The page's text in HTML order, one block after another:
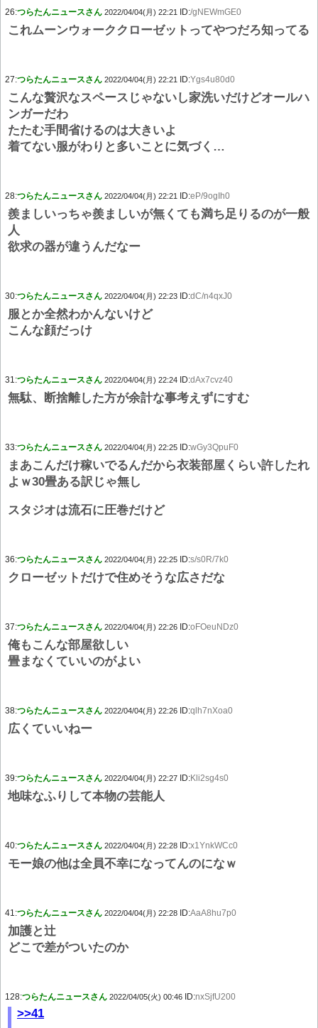
26:つらたんニュースさん 2022/04/04(月) 22:21 ID:/gNEWmGE0
これムーンウォーククローゼットってやつだろ知ってる
27:つらたんニュースさん 2022/04/04(月) 22:21 ID:Ygs4u80d0
こんな贅沢なスペースじゃないし家洗いだけどオールハ
ンガーだわ
たたむ手間省けるのは大きいよ
着てない服がわりと多いことに気づく…
28:つらたんニュースさん 2022/04/04(月) 22:21 ID:eP/9ogIh0
羨ましいっちゃ羨ましいが無くても満ち足りるのが一般
人
欲求の器が違うんだなー
30:つらたんニュースさん 2022/04/04(月) 22:23 ID:dC/n4qxJ0
服とか全然わかんないけど
こんな顔だっけ
31:つらたんニュースさん 2022/04/04(月) 22:24 ID:dAx7cvz40
無駄、断捨離した方が余計な事考えずにすむ
33:つらたんニュースさん 2022/04/04(月) 22:25 ID:wGy3QpuF0
まあこんだけ稼いでるんだから衣装部屋くらい許したれ
よｗ30畳ある訳じゃ無し
スタジオは流石に圧巻だけど
36:つらたんニュースさん 2022/04/04(月) 22:25 ID:s/s0R/7k0
クローゼットだけで住めそうな広さだな
37:つらたんニュースさん 2022/04/04(月) 22:26 ID:oFOeuNDz0
俺もこんな部屋欲しい
畳まなくていいのがよい
38:つらたんニュースさん 2022/04/04(月) 22:26 ID:qlh7nXoa0
広くていいねー
39:つらたんニュースさん 2022/04/04(月) 22:27 ID:Kli2sg4s0
地味なふりして本物の芸能人
40:つらたんニュースさん 2022/04/04(月) 22:28 ID:x1YnkWCc0
モー娘の他は全員不幸になってんのになｗ
41:つらたんニュースさん 2022/04/04(月) 22:28 ID:AaA8hu7p0
加護と辻
どこで差がついたのか
128:つらたんニュースさん 2022/04/05(火) 00:46 ID:nxSjfU200
>>41